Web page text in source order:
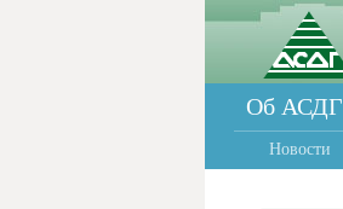
Об АСДГ
Новости